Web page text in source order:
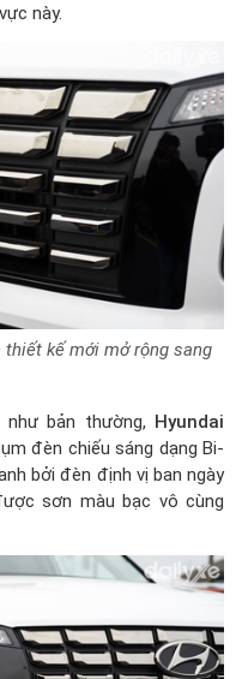
này.
kế mới mở rộng sang
bản thường, Hyundai
đèn chiếu sáng dạng Bi-
bởi đèn định vị ban ngày
sơn màu bạc vô cùng